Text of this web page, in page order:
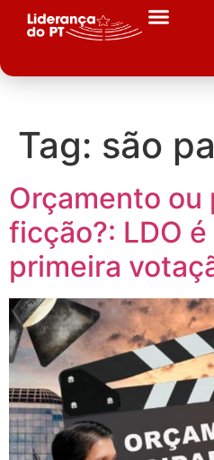
Tag: são
Orçamento ou
ficção?: LDO
primeira